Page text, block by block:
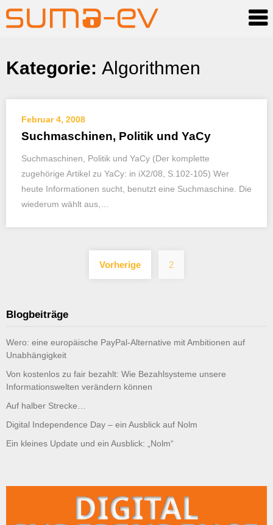
Skip
Kategorie: Algorithmen
Februar 4, 2008
Suchmaschinen, Politik und YaCy
Suchmaschinen, Politik und YaCy (Der komplette
zugehörige Artikel zu YaCy: in iX2/08, S.102-105) Wer
heute Informationen sucht, benutzt eine Suchmaschine. Die
wiederum wählt aus,…
Vorherige 2
Blogbeiträge
Wero: eine europäische PayPal-Alternative mit Ambitionen auf
Unabhängigkeit
Von kostenlos zu fair bezahlt: Wie Bezahlsysteme unsere
Informationswelten verändern können
Auf halber Strecke…
Digital Independence Day – ein Ausblick auf Nolm
Ein kleines Update und ein Ausblick: „Nolm“